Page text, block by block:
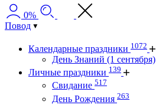
0%
Повод
Календарные праздники 1072
День Знаний (1 сентября)
Личные праздники 139
Свидание 517
День Рождения 263